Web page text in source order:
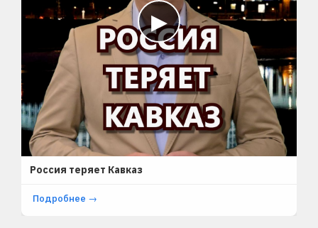
▶
SHORTS
Россия теряет Кавказ
Подробнее →